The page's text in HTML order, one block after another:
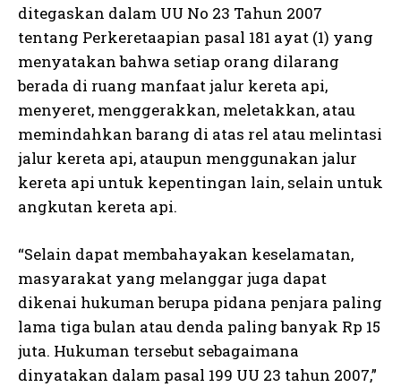
ditegaskan dalam UU No 23 Tahun 2007
tentang Perkeretaapian pasal 181 ayat (1) yang
menyatakan bahwa setiap orang dilarang
berada di ruang manfaat jalur kereta api,
menyeret, menggerakkan, meletakkan, atau
memindahkan barang di atas rel atau melintasi
jalur kereta api, ataupun menggunakan jalur
kereta api untuk kepentingan lain, selain untuk
angkutan kereta api.
“Selain dapat membahayakan keselamatan,
masyarakat yang melanggar juga dapat
dikenai hukuman berupa pidana penjara paling
lama tiga bulan atau denda paling banyak Rp 15
juta. Hukuman tersebut sebagaimana
dinyatakan dalam pasal 199 UU 23 tahun 2007,”